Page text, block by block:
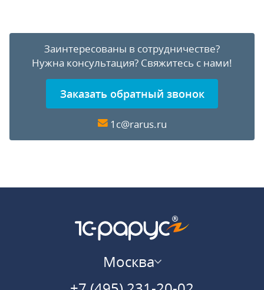
Заинтересованы в сотрудничестве?
Нужна консультация? Свяжитесь с нами!
Заказать обратный звонок
1c@rarus.ru
Москва